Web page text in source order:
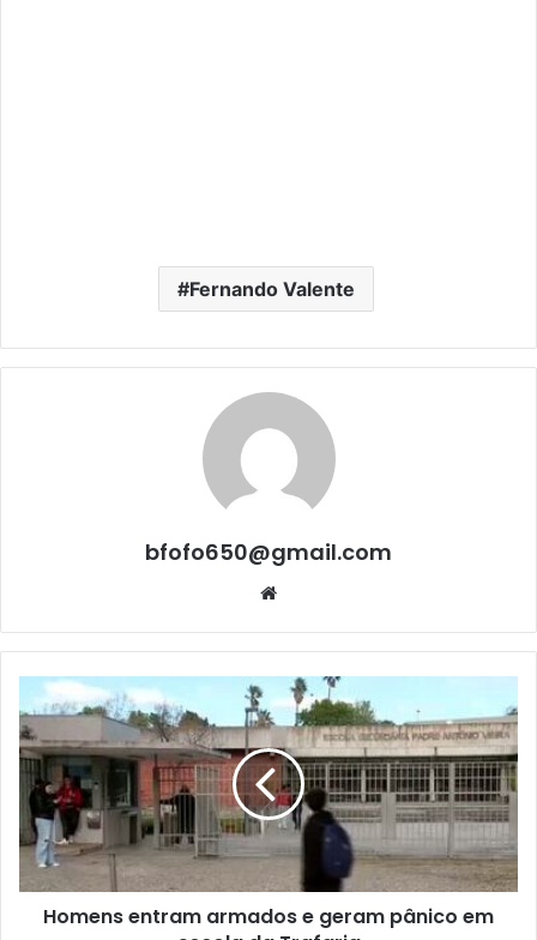
Fernando Valente
bfofo650@gmail.com
Website
Homens entram armados e geram pânico em